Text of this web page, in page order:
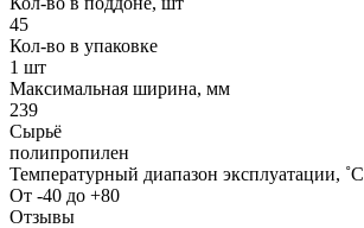
45
Кол-во в упаковке
1 шт
Максимальная ширина, мм
239
Сырьё
полипропилен
Температурный диапазон эксплуатации, ˚С
От -40 до +80
Отзывы